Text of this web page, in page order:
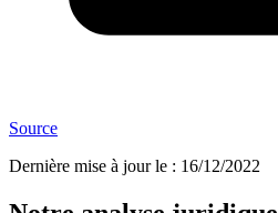
Source
Dernière mise à jour le : 16/12/2022